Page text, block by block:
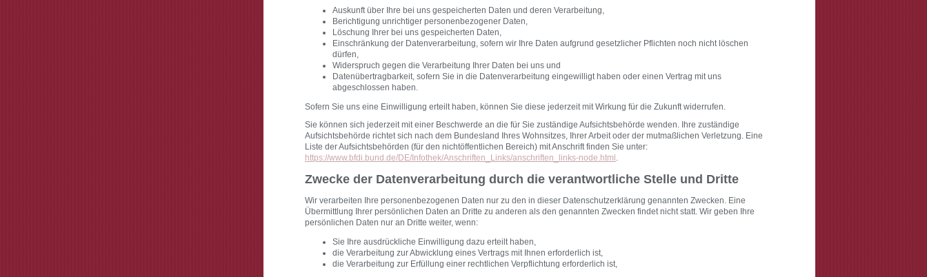
Auskunft über Ihre bei uns gespeicherten Daten und deren Verarbeitung,
Berichtigung unrichtiger personenbezogener Daten,
Löschung Ihrer bei uns gespeicherten Daten,
Einschränkung der Datenverarbeitung, sofern wir Ihre Daten aufgrund gesetzlicher Pflichten noch nicht löschen
dürfen,
Widerspruch gegen die Verarbeitung Ihrer Daten bei uns und
Datenübertragbarkeit, sofern Sie in die Datenverarbeitung eingewilligt haben oder einen Vertrag mit uns
abgeschlossen haben.
Sofern Sie uns eine Einwilligung erteilt haben, können Sie diese jederzeit mit Wirkung für die Zukunft widerrufen.
Sie können sich jederzeit mit einer Beschwerde an die für Sie zuständige Aufsichtsbehörde wenden. Ihre zuständige
Aufsichtsbehörde richtet sich nach dem Bundesland Ihres Wohnsitzes, Ihrer Arbeit oder der mutmaßlichen Verletzung. Eine
Liste der Aufsichtsbehörden (für den nichtöffentlichen Bereich) mit Anschrift finden Sie unter:
https://www.bfdi.bund.de/DE/Infothek/Anschriften_Links/anschriften_links-node.html.
Zwecke der Datenverarbeitung durch die verantwortliche Stelle und Dritte
Wir verarbeiten Ihre personenbezogenen Daten nur zu den in dieser Datenschutzerklärung genannten Zwecken. Eine
Übermittlung Ihrer persönlichen Daten an Dritte zu anderen als den genannten Zwecken findet nicht statt. Wir geben Ihre
persönlichen Daten nur an Dritte weiter, wenn:
Sie Ihre ausdrückliche Einwilligung dazu erteilt haben,
die Verarbeitung zur Abwicklung eines Vertrags mit Ihnen erforderlich ist,
die Verarbeitung zur Erfüllung einer rechtlichen Verpflichtung erforderlich ist,